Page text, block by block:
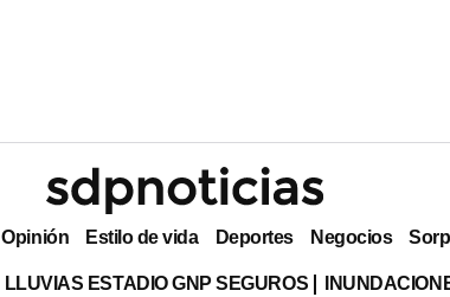
Opinión Estilo de vida Deportes Negocios
LLUVIAS ESTADIO GNP SEGUROS